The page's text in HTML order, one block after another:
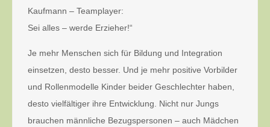
Kaufmann – Teamplayer:
Sei alles – werde Erzieher!“
Je mehr Menschen sich für Bildung und Integration
einsetzen, desto besser. Und je mehr positive Vorbilder
und Rollenmodelle Kinder beider Geschlechter haben,
desto vielfältiger ihre Entwicklung. Nicht nur Jungs
brauchen männliche Bezugspersonen – auch Mädchen